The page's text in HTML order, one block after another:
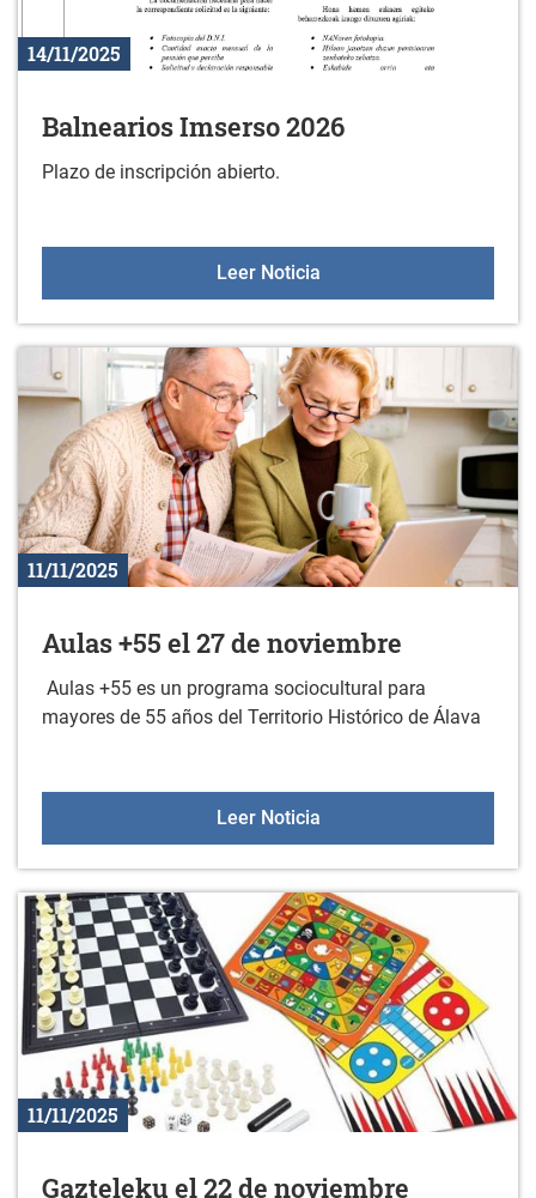
14/11/2025
Balnearios Imserso 2026
Plazo de inscripción abierto.
Leer NoticiaBalnearios Imserso 2026
11/11/2025
Aulas +55 el 27 de noviembre
Aulas +55 es un programa sociocultural para
mayores de 55 años del Territorio Histórico de Álava
Leer NoticiaAulas +55 el 27 de
11/11/2025
Gazteleku el 22 de noviembre